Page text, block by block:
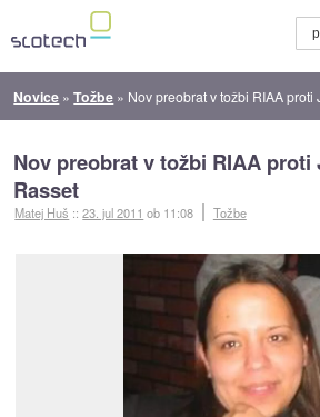
Novice »Tožbe » Nov preobrat v tožbi RIAA
Nov preobrat v tožbi RIAA proti
Rasset
Matej Huš ::23. jul 2011 ob 11:08 Tožbe